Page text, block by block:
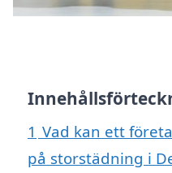
1 Vad kan ett
på storstädning i